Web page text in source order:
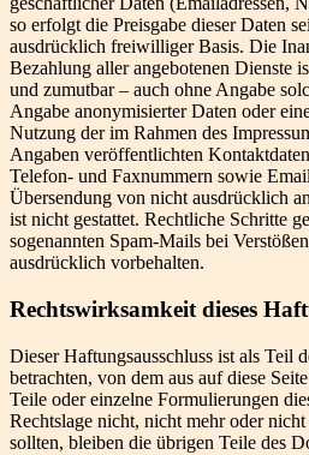
so erfolgt die Preisgabe dieser Daten
ausdrücklich freiwilliger Basis. Die
Bezahlung aller angebotenen Dienste
und zumutbar – auch ohne Angabe
Angabe anonymisierter Daten oder
Nutzung der im Rahmen des
Angaben veröffentlichten
Telefon- und Faxnummern sowie
Übersendung von nicht ausdrücklich
ist nicht gestattet. Rechtliche Schritte
sogenannten Spam-Mails bei
ausdrücklich vorbehalten.
Rechtswirksamkeit dieses
Dieser Haftungsausschluss ist als Teil
betrachten, von dem aus auf diese
Teile oder einzelne Formulierungen
Rechtslage nicht, nicht mehr oder
sollten, bleiben die übrigen Teile des